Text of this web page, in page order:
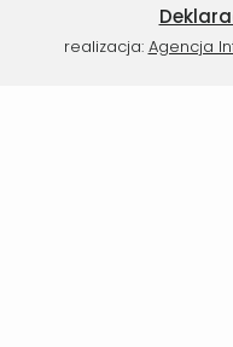
realizacja: Agencja